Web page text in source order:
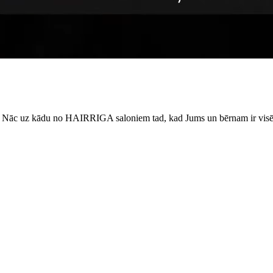
uz kādu no HAIRRIGA saloniem tad, kad Jums un bērnam ir